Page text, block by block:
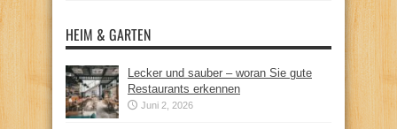
HEIM & GARTEN
Lecker und sauber – woran Sie gute
Restaurants erkennen
Juni 2, 2026